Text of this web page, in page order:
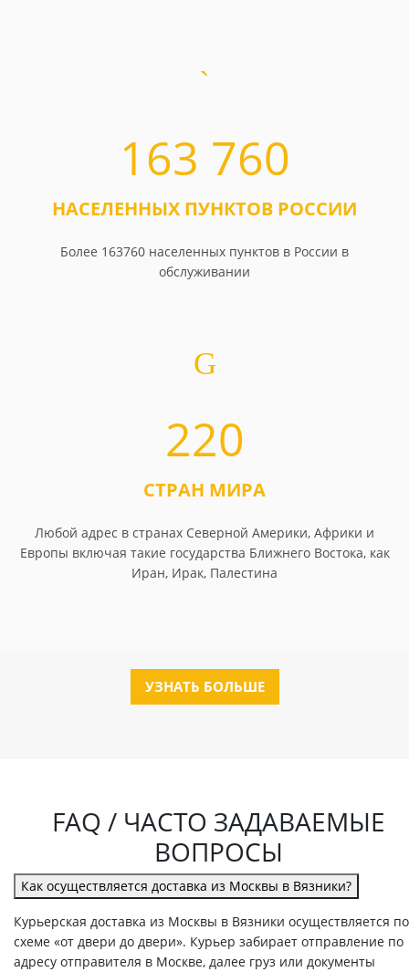
163 760
НАСЕЛЕННЫХ ПУНКТОВ РОССИИ
Более 163760 населенных пунктов в России в
обслуживании
220
СТРАН МИРА
Любой адрес в странах Северной Америки, Африки и
Европы включая такие государства Ближнего Востока, как
Иран, Ирак, Палестина
УЗНАТЬ БОЛЬШЕ
FAQ / ЧАСТО ЗАДАВАЕМЫЕ
ВОПРОСЫ
Как осуществляется доставка из Москвы в Вязники?
Курьерская доставка из Москвы в Вязники осуществляется по
схеме «от двери до двери». Курьер забирает отправление по
адресу отправителя в Москве, далее груз или документы